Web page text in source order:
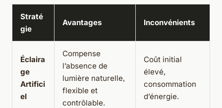
Straté
gie
Avantages Inconvénients
Éclaira
ge
Artifici
el
Compense
l’absence de
lumière naturelle,
flexible et
contrôlable.
Coût initial
élevé,
consommation
d’énergie.